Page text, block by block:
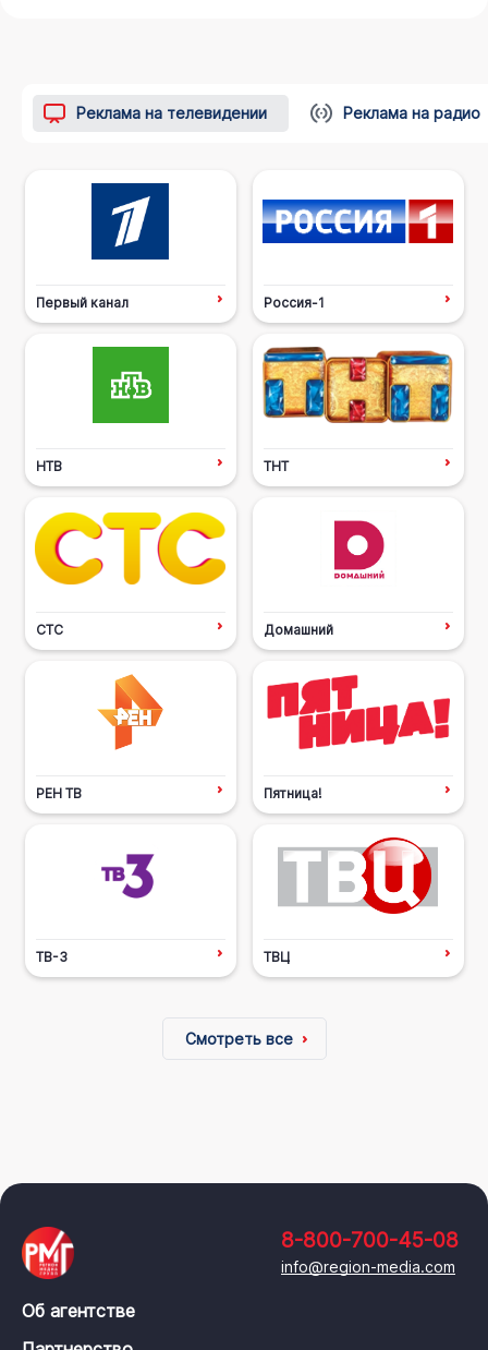
Реклама на телевидении Реклама на радио
Первый канал Россия-1
НТВ ТНТ
СТС Домашний
РЕН ТВ Пятница!
ТВ-3 ТВЦ
Смотреть все
8-800-700-45-08
info@region-media.com
Об агентстве